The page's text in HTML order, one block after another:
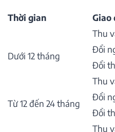
Thời gian Giao
Dưới 12 tháng
Thu
Đổi
Đổi
Từ 12 đến 24 tháng
Thu
Đổi
Đổi
Thu